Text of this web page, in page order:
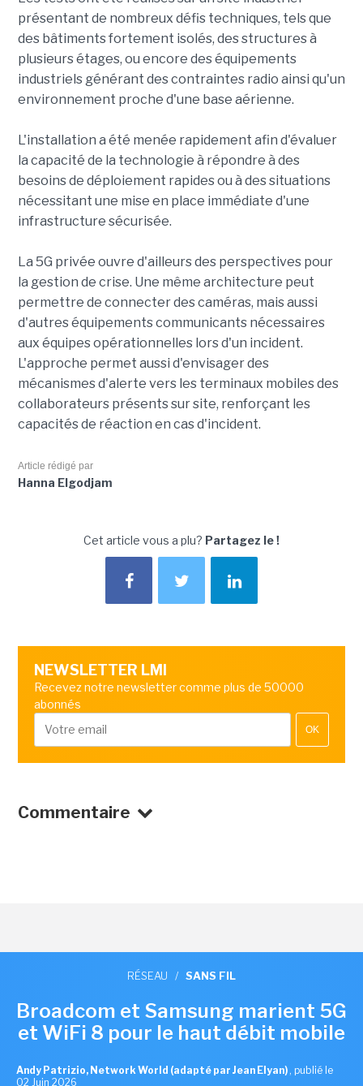
présentant de nombreux défis techniques, tels que
des bâtiments fortement isolés, des structures à
plusieurs étages, ou encore des équipements
industriels générant des contraintes radio ainsi qu'un
environnement proche d'une base aérienne.
L'installation a été menée rapidement afin d'évaluer
la capacité de la technologie à répondre à des
besoins de déploiement rapides ou à des situations
nécessitant une mise en place immédiate d'une
infrastructure sécurisée.
La 5G privée ouvre d'ailleurs des perspectives pour
la gestion de crise. Une même architecture peut
permettre de connecter des caméras, mais aussi
d'autres équipements communicants nécessaires
aux équipes opérationnelles lors d'un incident.
L'approche permet aussi d'envisager des
mécanismes d'alerte vers les terminaux mobiles des
collaborateurs présents sur site, renforçant les
capacités de réaction en cas d'incident.
Article rédigé par
Hanna Elgodjam
Cet article vous a plu? Partagez le !
NEWSLETTER LMI
Recevez notre newsletter comme plus de 50000
abonnés
OK
Commentaire
RÉSEAU / SANS FIL
Broadcom et Samsung marient 5G
et WiFi 8 pour le haut débit mobile
Andy Patrizio, Network World (adapté par Jean Elyan) , publié le
02 Juin 2026